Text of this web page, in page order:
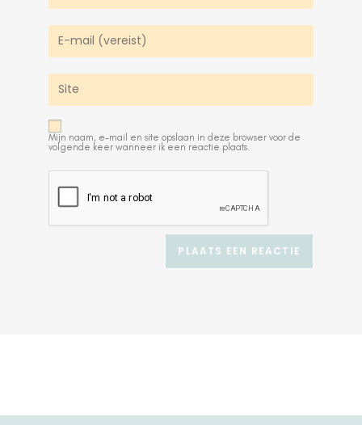
Mijn naam, e-mail en site opslaan in deze browser voor de
volgende keer wanneer ik een reactie plaats.